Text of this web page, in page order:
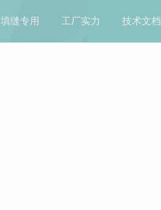
填缝专用 工厂实力 技术文档